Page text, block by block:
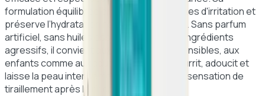
formulation équilibrée en pH limite les risques d'irritation et
préserve l’hydratation naturelle de la peau. Sans parfum
artificiel, sans huiles essentielles et sans ingrédients
agressifs, il convient aux peaux les plus sensibles, aux
enfants comme aux adultes. Ce savon nourrit, adoucit et
laisse la peau intensément hydratée sans sensation de
tiraillement après le rinçage.